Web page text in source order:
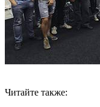
Читайте также: